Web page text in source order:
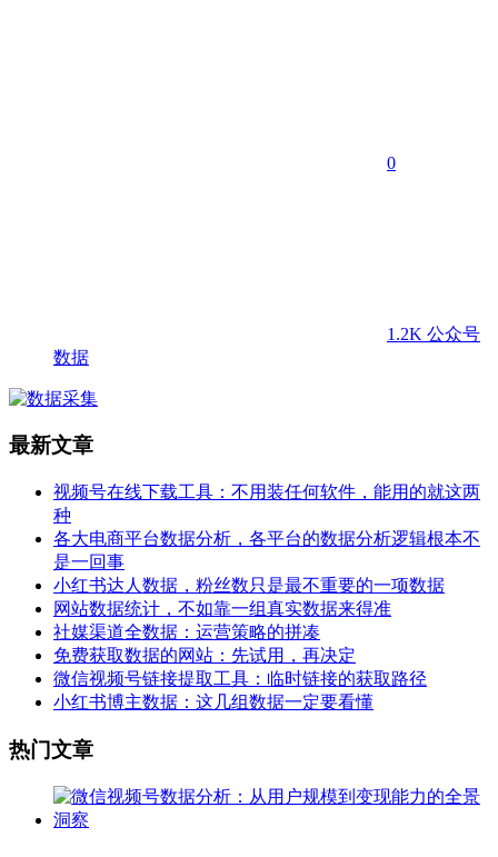
0
1.2K 公众号
数据
最新文章
视频号在线下载工具：不用装任何软件，能用的就这两
种
各大电商平台数据分析，各平台的数据分析逻辑根本不
是一回事
小红书达人数据，粉丝数只是最不重要的一项数据
网站数据统计，不如靠一组真实数据来得准
社媒渠道全数据：运营策略的拼凑
免费获取数据的网站：先试用，再决定
微信视频号链接提取工具：临时链接的获取路径
小红书博主数据：这几组数据一定要看懂
热门文章